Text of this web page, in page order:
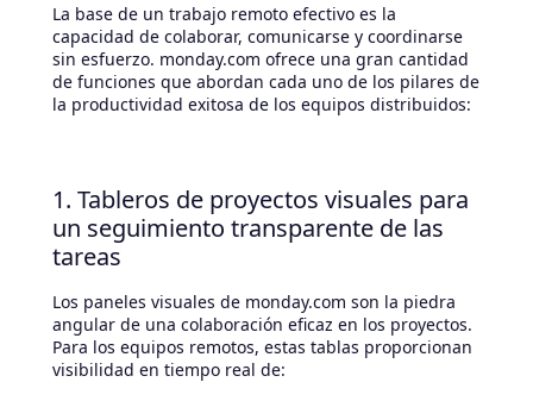
La base de un trabajo remoto efectivo es la
capacidad de colaborar, comunicarse y coordinarse
sin esfuerzo. monday.com ofrece una gran cantidad
de funciones que abordan cada uno de los pilares de
la productividad exitosa de los equipos distribuidos:
1. Tableros de proyectos visuales para
un seguimiento transparente de las
tareas
Los paneles visuales de monday.com son la piedra
angular de una colaboración eficaz en los proyectos.
Para los equipos remotos, estas tablas proporcionan
visibilidad en tiempo real de: